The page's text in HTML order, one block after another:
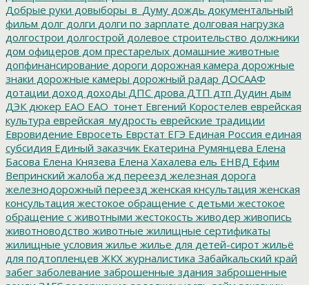
Добрые руки довыборы_в_Думу дождь документальный
фильм долг долги долги по зарплате долговая нагрузка
долгострои долгострой долевое строительство должники
дом офицеров дом престарелых домашние животные
допфинансирование дороги дорожная камера дорожные
знаки дорожные камеры дорожный радар ДОСААФ
дотации доход доходы ДПС дрова ДТП дтп Дудин дым
ДЭК дюкер ЕАО ЕАО_тонет Евгений Коростелев еврейская
культура еврейская_мудрость еврейские традиции
Евровидение Евросеть Еврстат ЕГЭ Единая Россия единая
субсидия Единый заказчик Екатерина Румянцева Елена
Басова Елена Князева Елена Хахалева ель ЕНВД Ефим
Вепринский жалоба жд переезд железная дорога
железнодорожный переезд женская кнсультация женская
консультация жестокое обращение с детьми жестокое
обращение с животными жестокость живодер живопись
животноводство животные жилищные сертификаты
жилищные условия жилье жилье для детей-сирот жильё
для подтопленцев ЖКХ журналистика Забайкальский край
забег заболевание заброшенные здания заброшенные